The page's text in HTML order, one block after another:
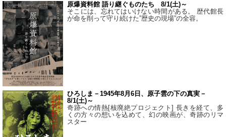
原爆資料館 語り継ぐものたち 8/1(土)～
そこには、忘れてはいけない時間がある。 歴代館長
が命を削って守り続けた”歴史の現場”の全容。
ひろしま－1945年8月6日、原子雲の下の真実－
8/1(土)～
奇跡への情熱[核廃絶プロジェクト] 長きを経て、多
くの方々の想いを込めて、幻の映画が、奇跡のリマ
スター